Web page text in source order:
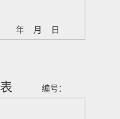
日
记表编号：